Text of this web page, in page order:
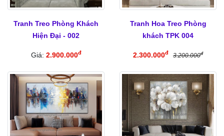
Tranh Treo Phòng Khách
Hiện Đại - 002
Giá: 2.900.000đ
Tranh Hoa Treo Phòng
khách TPK 004
2.300.000đ 3.200.000đ